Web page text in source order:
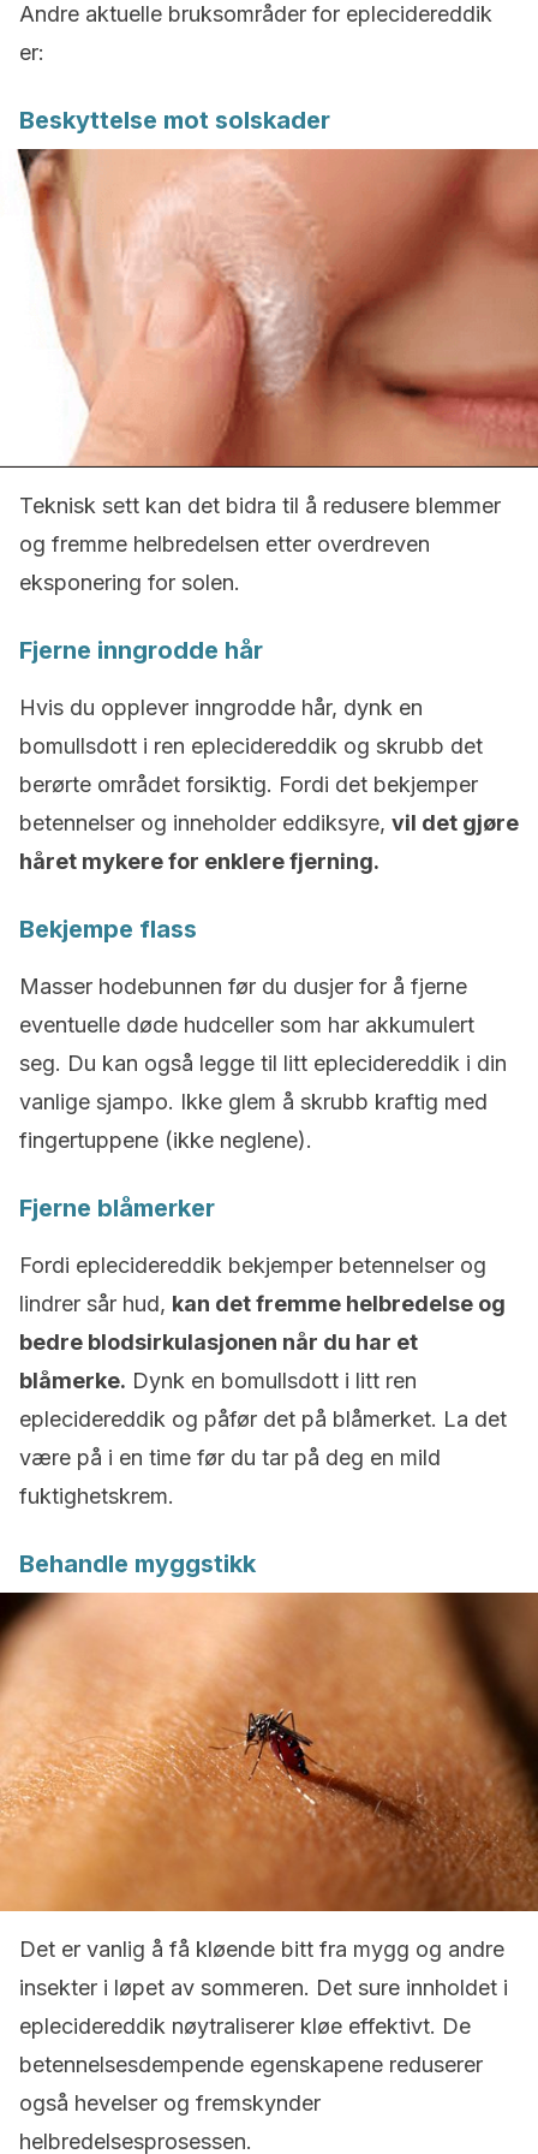
Andre aktuelle bruksområder for eplecidereddik
er:
Beskyttelse mot solskader
Teknisk sett kan det bidra til å redusere blemmer
og fremme helbredelsen etter overdreven
eksponering for solen.
Fjerne inngrodde hår
Hvis du opplever inngrodde hår, dynk en
bomullsdott i ren eplecidereddik og skrubb det
berørte området forsiktig. Fordi det bekjemper
betennelser og inneholder eddiksyre, vil det gjøre
håret mykere for enklere fjerning.
Bekjempe flass
Masser hodebunnen før du dusjer for å fjerne
eventuelle døde hudceller som har akkumulert
seg. Du kan også legge til litt eplecidereddik i din
vanlige sjampo. Ikke glem å skrubb kraftig med
fingertuppene (ikke neglene).
Fjerne blåmerker
Fordi eplecidereddik bekjemper betennelser og
lindrer sår hud, kan det fremme helbredelse og
bedre blodsirkulasjonen når du har et
blåmerke. Dynk en bomullsdott i litt ren
eplecidereddik og påfør det på blåmerket. La det
være på i en time før du tar på deg en mild
fuktighetskrem.
Behandle myggstikk
Det er vanlig å få kløende bitt fra mygg og andre
insekter i løpet av sommeren. Det sure innholdet i
eplecidereddik nøytraliserer kløe effektivt. De
betennelsesdempende egenskapene reduserer
også hevelser og fremskynder
helbredelsesprosessen.